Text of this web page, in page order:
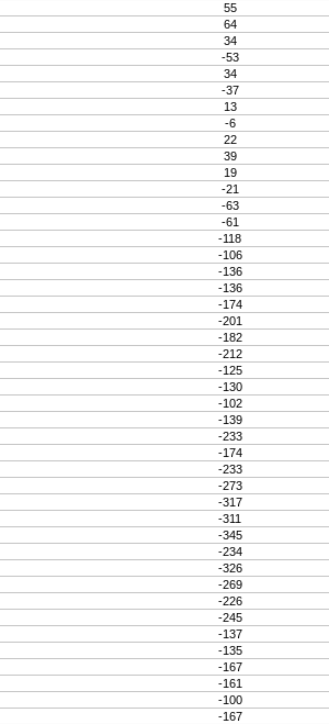
55
64
34
-53
34
-37
13
-6
22
39
19
-21
-63
-61
-118
-106
-136
-136
-174
-201
-182
-212
-125
-130
-102
-139
-233
-174
-233
-273
-317
-311
-345
-234
-326
-269
-226
-245
-137
-135
-167
-161
-100
-167